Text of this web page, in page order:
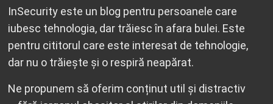
InSecurity este un blog pentru persoanele care
iubesc tehnologia, dar trăiesc în afara bulei. Este
pentru cititorul care este interesat de tehnologie,
dar nu o trăiește și o respiră neapărat.
Ne propunem să oferim conținut util și distractiv